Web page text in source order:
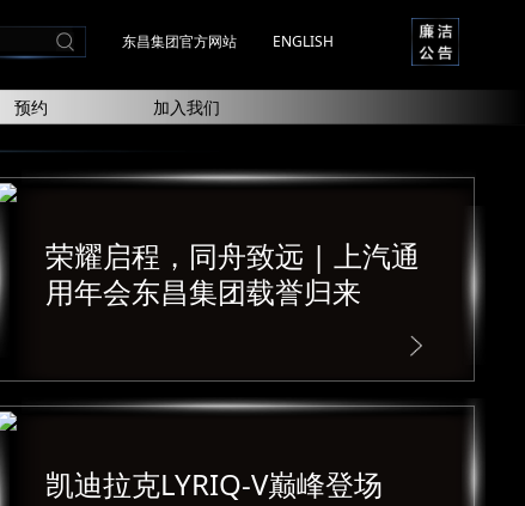
东昌集团官方网站 ENGLISH
预约 加入我们
荣耀启程，同舟致远 | 上汽通
用年会东昌集团载誉归来
凯迪拉克LYRIQ-V巅峰登场